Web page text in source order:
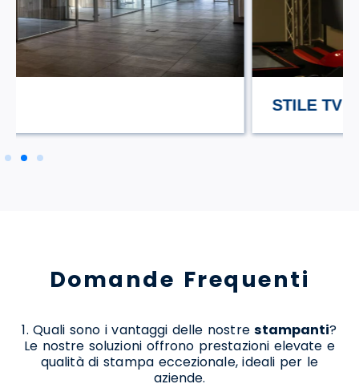
Domande Frequenti
1. Quali sono i vantaggi delle nostrestampanti?
Le nostre soluzioni offrono prestazioni elevate e
qualità di stampa eccezionale, ideali per le
aziende.